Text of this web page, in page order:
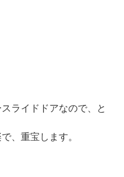
ライドドアなので、と
、重宝します。